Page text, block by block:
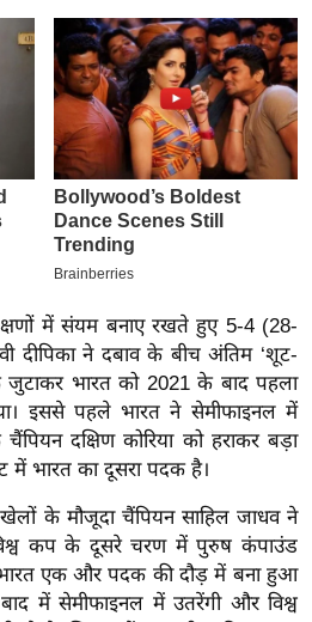
क्षणों में संयम बनाए रखते हुए 5-4 (28-
दीपिका ने दबाव के बीच अंतिम ‘शूट-
भारत को 2021 के बाद पहला
इससे पहले भारत ने सेमीफाइनल में
दक्षिण कोरिया को हराकर बड़ा
में भारत का दूसरा पदक है।
खेलों के मौजूदा चैंपियन साहिल जाधव ने
विश्व कप के दूसरे चरण में पुरुष कंपाउंड
भारत एक और पदक की दौड़ में बना हुआ
में सेमीफाइनल में उतरेंगी और विश्व